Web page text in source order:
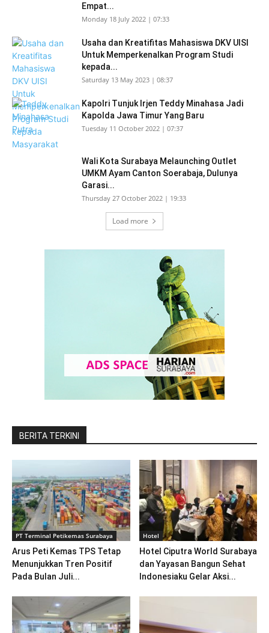
Empat...
Monday 18 July 2022 | 07:33
Usaha dan Kreatifitas Mahasiswa DKV UISI
Untuk Memperkenalkan Program Studi
kepada...
Saturday 13 May 2023 | 08:37
Kapolri Tunjuk Irjen Teddy Minahasa Jadi
Kapolda Jawa Timur Yang Baru
Tuesday 11 October 2022 | 07:37
Wali Kota Surabaya Melaunching Outlet
UMKM Ayam Canton Soerabaja, Dulunya
Garasi...
Thursday 27 October 2022 | 19:33
Load more
BERITA TERKINI
PT Terminal Petikemas Surabaya
Arus Peti Kemas TPS Tetap
Menunjukkan Tren Positif
Pada Bulan Juli...
Hotel
Hotel Ciputra World Surabaya
dan Yayasan Bangun Sehat
Indonesiaku Gelar Aksi...